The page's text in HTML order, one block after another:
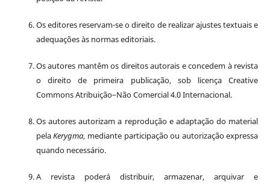
Os editores reservam-se o direito de realizar ajustes textuais e
adequações às normas editoriais.
Os autores mantêm os direitos autorais e concedem à revista
o direito de primeira publicação, sob licença Creative
Commons Atribuição–Não Comercial 4.0 Internacional.
Os autores autorizam a reprodução e adaptação do material
pelaKerygma, mediante participação ou autorização expressa
quando necessário.
A revista poderá distribuir, armazenar, arquivar e